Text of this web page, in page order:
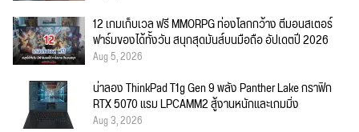
12 เกมเก็บเวล ฟรี MMORPG ท่องโลกกว้าง ตีมอนสเตอร์
ฟาร์มของได้ทั้งวัน สนุกสุดมันส์บนมือถือ อัปเดตปี 2026
Aug 5, 2026
น่าลอง ThinkPad T1g Gen 9 พลัง Panther Lake กราฟิก
RTX 5070 แรม LPCAMM2 สู้งานหนักและเกมมิ่ง
Aug 3, 2026